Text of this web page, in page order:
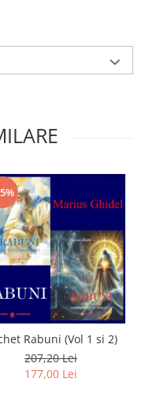
Rabuni (Vol 1 si 2)
207,20 Lei
177,00 Lei